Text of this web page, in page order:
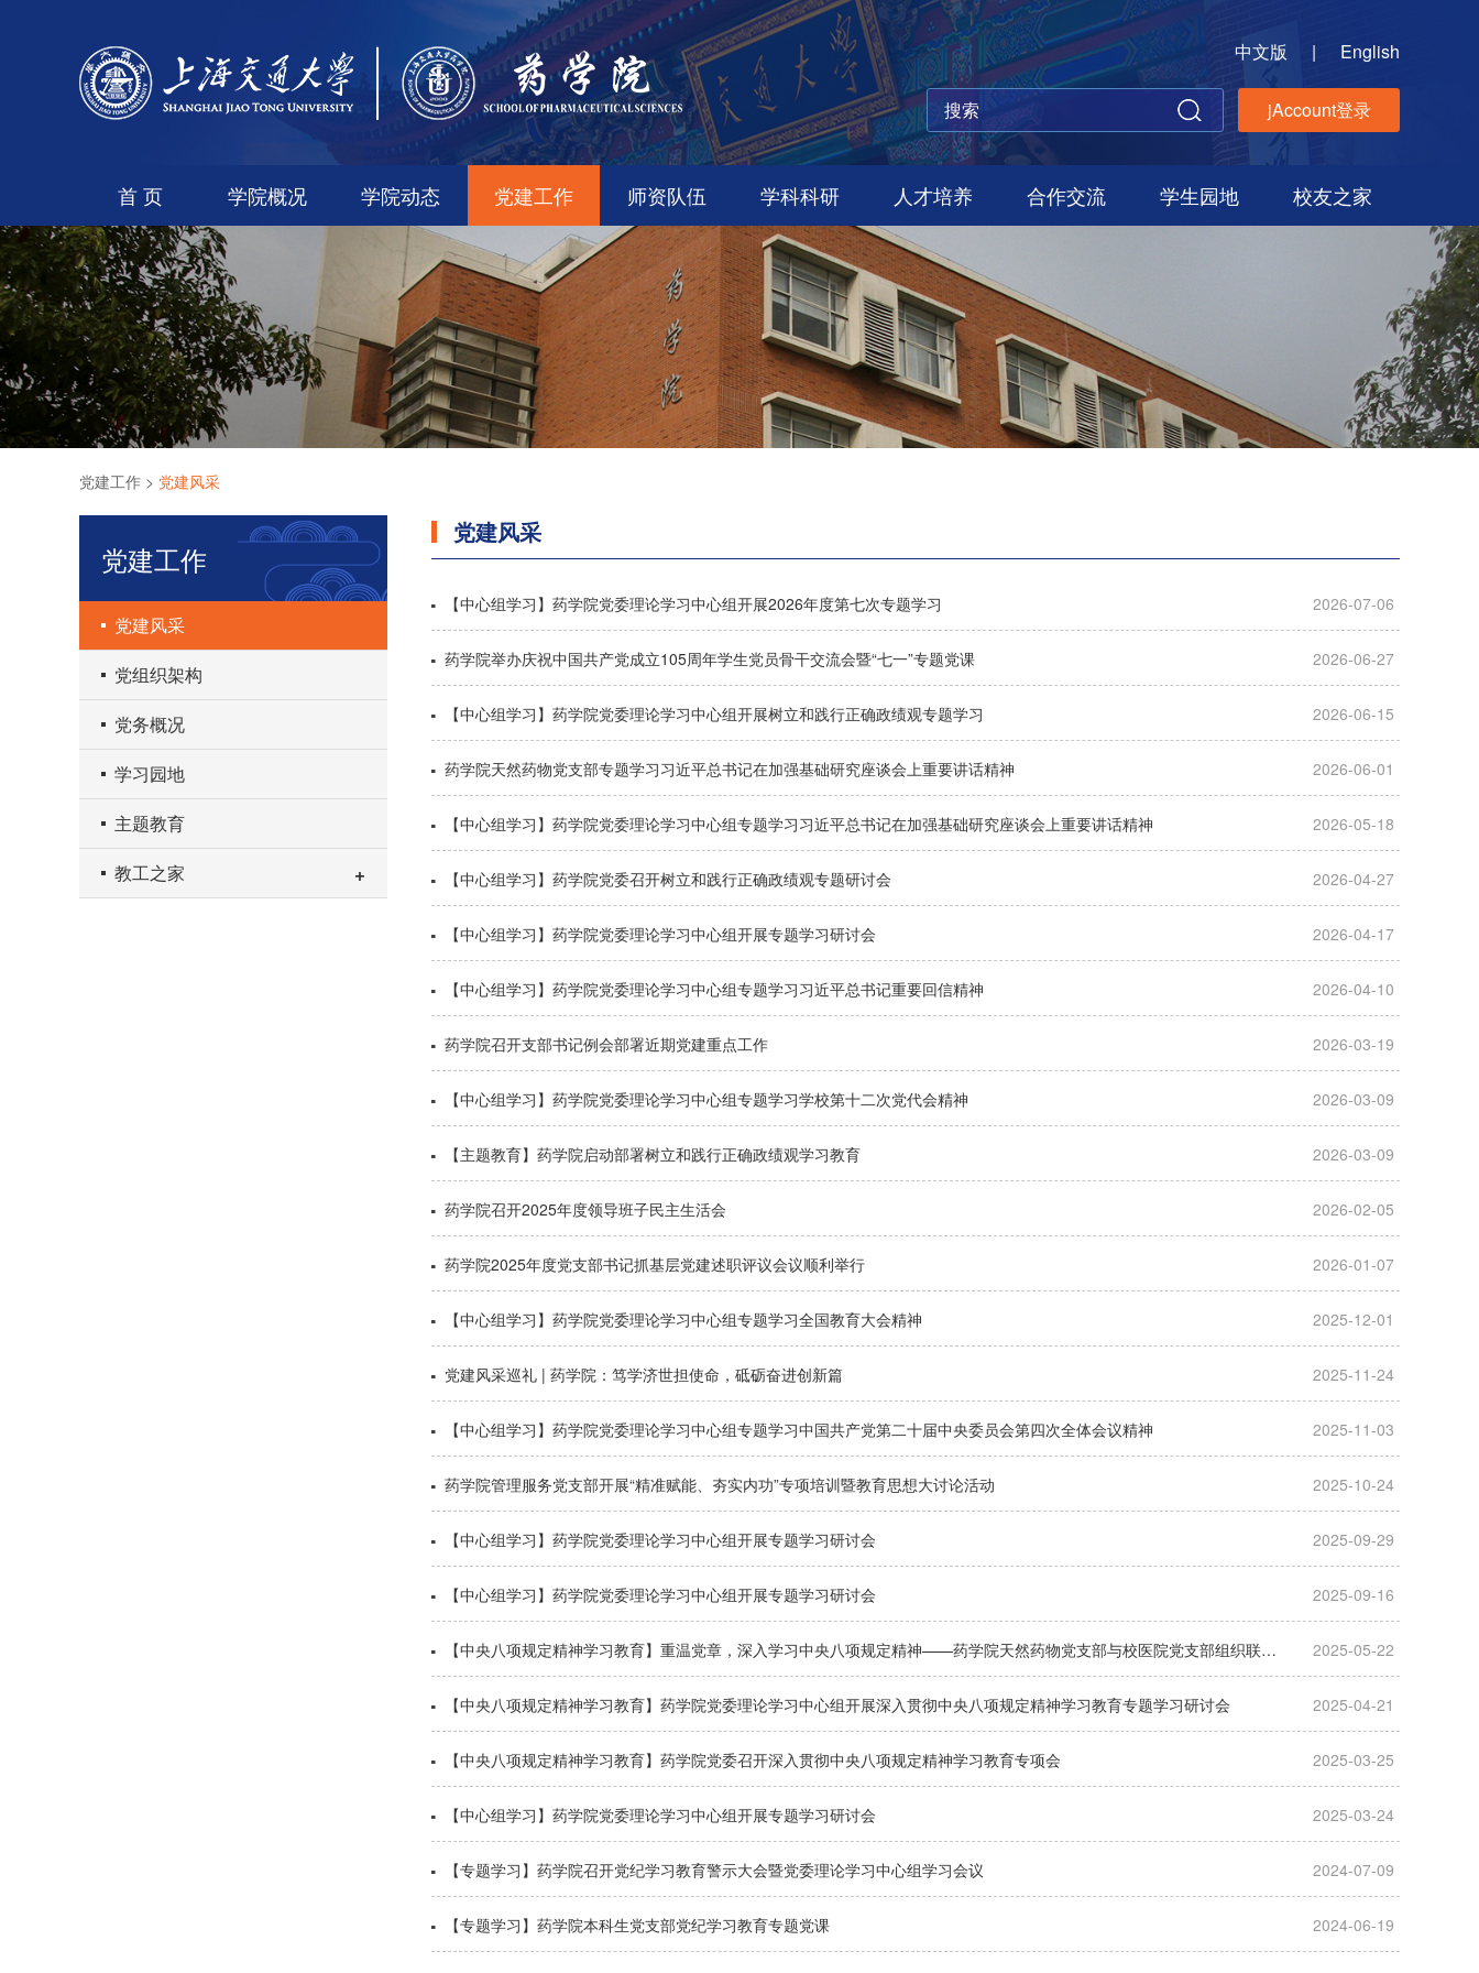
中文版 | English
jAccount登录
首 页 学院概况 学院动态 党建工作 师资队伍 学科科研 人才培养 合作交流 学生园地 校友之家
党建工作 > 党建风采
党建工作
党建风采
党组织架构
党务概况
学习园地
主题教育
教工之家
党建风采
【中心组学习】药学院党委理论学习中心组开展2026年度第七次专题学习 2026-07-06
药学院举办庆祝中国共产党成立105周年学生党员骨干交流会暨“七一”专题党课 2026-06-27
【中心组学习】药学院党委理论学习中心组开展树立和践行正确政绩观专题学习 2026-06-15
药学院天然药物党支部专题学习习近平总书记在加强基础研究座谈会上重要讲话精神 2026-06-01
【中心组学习】药学院党委理论学习中心组专题学习习近平总书记在加强基础研究座谈会上重要讲话精神 2026-05-18
【中心组学习】药学院党委召开树立和践行正确政绩观专题研讨会 2026-04-27
【中心组学习】药学院党委理论学习中心组开展专题学习研讨会 2026-04-17
【中心组学习】药学院党委理论学习中心组专题学习习近平总书记重要回信精神 2026-04-10
药学院召开支部书记例会部署近期党建重点工作 2026-03-19
【中心组学习】药学院党委理论学习中心组专题学习学校第十二次党代会精神 2026-03-09
【主题教育】药学院启动部署树立和践行正确政绩观学习教育 2026-03-09
药学院召开2025年度领导班子民主生活会 2026-02-05
药学院2025年度党支部书记抓基层党建述职评议会议顺利举行 2026-01-07
【中心组学习】药学院党委理论学习中心组专题学习全国教育大会精神 2025-12-01
党建风采巡礼 | 药学院：笃学济世担使命，砥砺奋进创新篇 2025-11-24
【中心组学习】药学院党委理论学习中心组专题学习中国共产党第二十届中央委员会第四次全体会议精神 2025-11-03
药学院管理服务党支部开展“精准赋能、夯实内功”专项培训暨教育思想大讨论活动 2025-10-24
【中心组学习】药学院党委理论学习中心组开展专题学习研讨会 2025-09-29
【中心组学习】药学院党委理论学习中心组开展专题学习研讨会 2025-09-16
【中央八项规定精神学习教育】重温党章，深入学习中央八项规定精神——药学院天然药物党支部与校医院党支部组织联组学习活动 2025-05-22
【中央八项规定精神学习教育】药学院党委理论学习中心组开展深入贯彻中央八项规定精神学习教育专题学习研讨会 2025-04-21
【中央八项规定精神学习教育】药学院党委召开深入贯彻中央八项规定精神学习教育专项会 2025-03-25
【中心组学习】药学院党委理论学习中心组开展专题学习研讨会 2025-03-24
【专题学习】药学院召开党纪学习教育警示大会暨党委理论学习中心组学习会议 2024-07-09
【专题学习】药学院本科生党支部党纪学习教育专题党课 2024-06-19